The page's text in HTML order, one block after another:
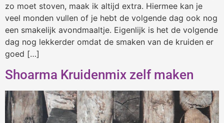
zo moet stoven, maak ik altijd extra. Hiermee kan je
veel monden vullen of je hebt de volgende dag ook nog
een smakelijk avondmaaltje. Eigenlijk is het de volgende
dag nog lekkerder omdat de smaken van de kruiden er
goed […]
Shoarma Kruidenmix zelf maken